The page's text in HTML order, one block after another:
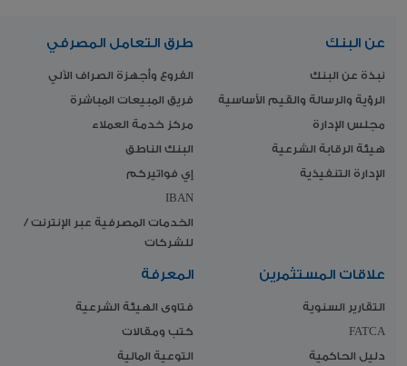
عن البنك
نبذة عن البنك
الرؤية والرسالة والقيم الأساسية
مجلس الإدارة
هيئة الرقابة الشرعية
الإدارة التنفيذية
طرق التعامل المصرفي
الفروع وأجهزة الصراف الآلي
فريق المبيعات المباشرة
مركز خدمة العملاء
البنك الناطق
إي فواتيركم
IBAN
الخدمات المصرفية عبر الإنترنت /
للشركات
علاقات المستثمرين
التقارير السنوية
FATCA
دليل الحاكمية
المعرفة
فتاوى الهيئة الشرعية
كتب ومقالات
التوعية المالية